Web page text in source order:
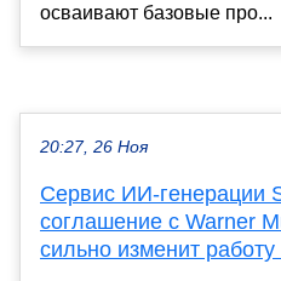
осваивают базовые про...
20:27, 26 Ноя
Сервис ИИ-генерации
соглашение с Warner
сильно изменит